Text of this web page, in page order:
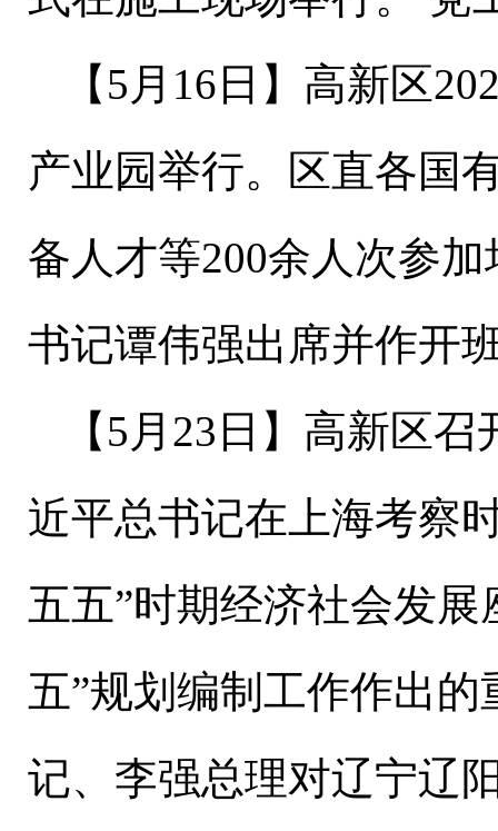
【 5 月 16 日 】 高新区
产业园举行。区直各国
备人才等200余人次参
书记谭伟强出席并作开
【 5 月 23 日 】 高新区召
近平总书记在上海考察
五五”时期经济社会发
五”规划编制工作作出
记、李强总理对辽宁辽